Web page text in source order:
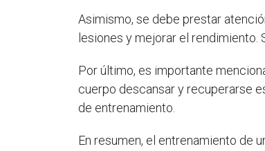
Asimismo, se debe prestar
lesiones y mejorar el
Por último, es importante
cuerpo descansar y recuperarse
de entrenamiento.
En resumen, el entrenamiento de